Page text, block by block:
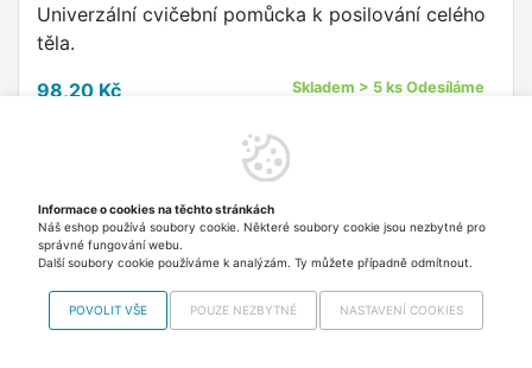
Univerzální cvičební pomůcka k posilování celého
těla.
98,20 Kč
Skladem > 5 ks Odesíláme
Do košíku
Informace o cookies na těchto stránkách
Náš eshop používá soubory cookie. Některé soubory cookie jsou nezbytné pro
správné fungování webu.
Další soubory cookie používáme k analýzám. Ty můžete případně odmítnout.
POVOLIT VŠE POUZE NEZBYTNÉ NASTAVENÍ COOKIES